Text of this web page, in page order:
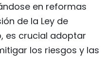
en reformas
de la Ley de
es crucial adoptar
los riesgos y las